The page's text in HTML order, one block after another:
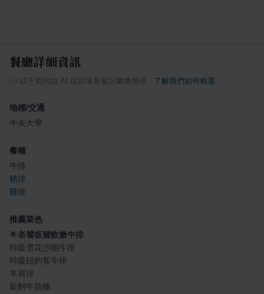
餐廳詳細資訊
以下資訊由 AI 從部落客食記彙整整理 了解我們如何精選
地標/交通
中央大學
餐種
牛排
豬排
雞排
推薦菜色
🌟老饕板腱軟嫩牛排
特級雪花沙朗牛排
特級紐約客牛排
羊肩排
穀飼牛肋條